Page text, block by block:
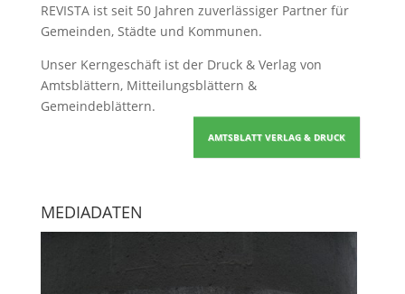
REVISTA ist seit 50 Jahren zuverlässiger Partner für
Gemeinden, Städte und Kommunen.
Unser Kerngeschäft ist der Druck & Verlag von
Amtsblättern, Mitteilungsblättern &
Gemeindeblättern.
AMTSBLATT VERLAG & DRUCK
MEDIADATEN